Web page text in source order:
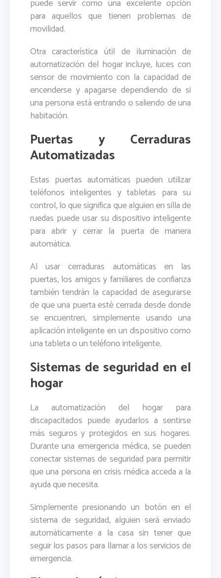
puede servir como una excelente opción
para aquellos que tienen problemas de
movilidad.
Otra característica útil de iluminación de
automatización del hogar incluye, luces con
sensor de movimiento con la capacidad de
encenderse y apagarse dependiendo de si
una persona está entrando o saliendo de una
habitación.
Puertas y Cerraduras
Automatizadas
Estas puertas automáticas pueden utilizar
teléfonos inteligentes y tabletas para su
control, lo que significa que alguien en silla de
ruedas puede usar su dispositivo inteligente
para abrir y cerrar la puerta de manera
automática.
Al usar cerraduras automáticas en las
puertas, los amigos y familiares de confianza
también tendrán la capacidad de asegurarse
de que una puerta esté cerrada desde donde
se encuentren, simplemente usando una
aplicación inteligente en un dispositivo como
una tableta o un teléfono inteligente.
Sistemas de seguridad en el
hogar
La automatización del hogar para
discapacitados puede ayudarlos a sentirse
más seguros y protegidos en sus hogares.
Durante una emergencia médica, se pueden
conectar sistemas de seguridad para permitir
que una persona en crisis médica acceda a la
ayuda que necesita.
Simplemente presionando un botón en el
sistema de seguridad, alguien será enviado
automáticamente a la casa sin tener que
seguir los pasos para llamar a los servicios de
emergencia.